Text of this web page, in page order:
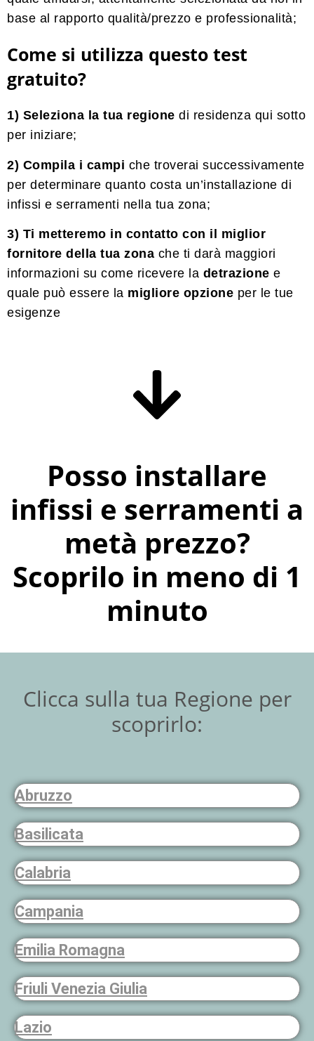
base al rapporto qualità/prezzo e professionalità;
Come si utilizza questo test
gratuito?
1) Seleziona la tua regione di residenza qui sotto
per iniziare;
2) Compila i campi che troverai successivamente
per determinare quanto costa un’installazione di
infissi e serramenti nella tua zona;
3) Ti metteremo in contatto con il miglior
fornitore della tua zona che ti darà maggiori
informazioni su come ricevere la detrazione e
quale può essere la migliore opzione per le tue
esigenze
Posso installare
infissi e serramenti a
metà prezzo?
Scoprilo in meno di 1
minuto
Clicca sulla tua Regione per
scoprirlo:
Abruzzo
Basilicata
Calabria
Campania
Emilia Romagna
Friuli Venezia Giulia
Lazio